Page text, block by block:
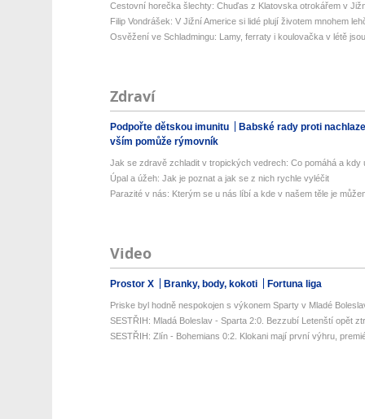
Cestovní horečka šlechty: Chuďas z Klatovska otrokářem v
Filip Vondrášek: V Jižní Americe si lidé plují životem mnohem
Osvěžení ve Schladmingu: Lamy, ferraty i koulovačka v létě
Zdraví
Podpořte dětskou imunitu
Babské rady proti
vším pomůže rýmovník
Jak se zdravě zchladit v tropických vedrech: Co pomáhá a kdy
Úpal a úžeh: Jak je poznat a jak se z nich rychle vyléčit
Parazité v nás: Kterým se u nás líbí a kde v našem těle je
Video
Prostor X Branky, body, kokoti Fortuna liga
Priske byl hodně nespokojen s výkonem Sparty v Mladé
SESTŘIH: Mladá Boleslav - Sparta 2:0. Bezzubí Letenští opět
SESTŘIH: Zlín - Bohemians 0:2. Klokani mají první výhru,